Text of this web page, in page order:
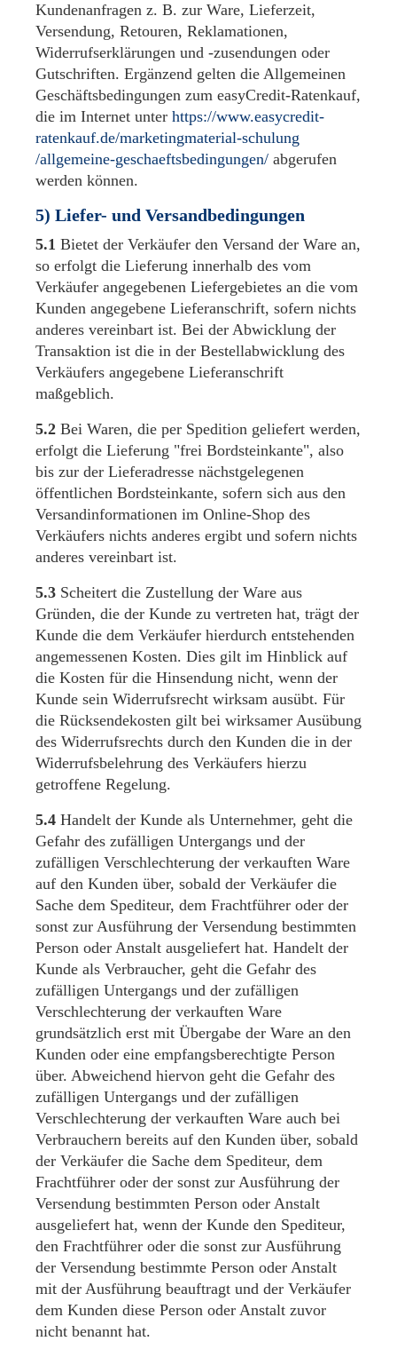
Kundenanfragen z. B. zur Ware, Lieferzeit,
Versendung, Retouren, Reklamationen,
Widerrufserklärungen und -zusendungen oder
Gutschriften. Ergänzend gelten die Allgemeinen
Geschäftsbedingungen zum easyCredit-Ratenkauf,
die im Internet unter https://www.easycredit-
ratenkauf.de/marketingmaterial-schulung
/allgemeine-geschaeftsbedingungen/ abgerufen
werden können.
5) Liefer- und Versandbedingungen
5.1 Bietet der Verkäufer den Versand der Ware an,
so erfolgt die Lieferung innerhalb des vom
Verkäufer angegebenen Liefergebietes an die vom
Kunden angegebene Lieferanschrift, sofern nichts
anderes vereinbart ist. Bei der Abwicklung der
Transaktion ist die in der Bestellabwicklung des
Verkäufers angegebene Lieferanschrift
maßgeblich.
5.2 Bei Waren, die per Spedition geliefert werden,
erfolgt die Lieferung "frei Bordsteinkante", also
bis zur der Lieferadresse nächstgelegenen
öffentlichen Bordsteinkante, sofern sich aus den
Versandinformationen im Online-Shop des
Verkäufers nichts anderes ergibt und sofern nichts
anderes vereinbart ist.
5.3 Scheitert die Zustellung der Ware aus
Gründen, die der Kunde zu vertreten hat, trägt der
Kunde die dem Verkäufer hierdurch entstehenden
angemessenen Kosten. Dies gilt im Hinblick auf
die Kosten für die Hinsendung nicht, wenn der
Kunde sein Widerrufsrecht wirksam ausübt. Für
die Rücksendekosten gilt bei wirksamer Ausübung
des Widerrufsrechts durch den Kunden die in der
Widerrufsbelehrung des Verkäufers hierzu
getroffene Regelung.
5.4 Handelt der Kunde als Unternehmer, geht die
Gefahr des zufälligen Untergangs und der
zufälligen Verschlechterung der verkauften Ware
auf den Kunden über, sobald der Verkäufer die
Sache dem Spediteur, dem Frachtführer oder der
sonst zur Ausführung der Versendung bestimmten
Person oder Anstalt ausgeliefert hat. Handelt der
Kunde als Verbraucher, geht die Gefahr des
zufälligen Untergangs und der zufälligen
Verschlechterung der verkauften Ware
grundsätzlich erst mit Übergabe der Ware an den
Kunden oder eine empfangsberechtigte Person
über. Abweichend hiervon geht die Gefahr des
zufälligen Untergangs und der zufälligen
Verschlechterung der verkauften Ware auch bei
Verbrauchern bereits auf den Kunden über, sobald
der Verkäufer die Sache dem Spediteur, dem
Frachtführer oder der sonst zur Ausführung der
Versendung bestimmten Person oder Anstalt
ausgeliefert hat, wenn der Kunde den Spediteur,
den Frachtführer oder die sonst zur Ausführung
der Versendung bestimmte Person oder Anstalt
mit der Ausführung beauftragt und der Verkäufer
dem Kunden diese Person oder Anstalt zuvor
nicht benannt hat.